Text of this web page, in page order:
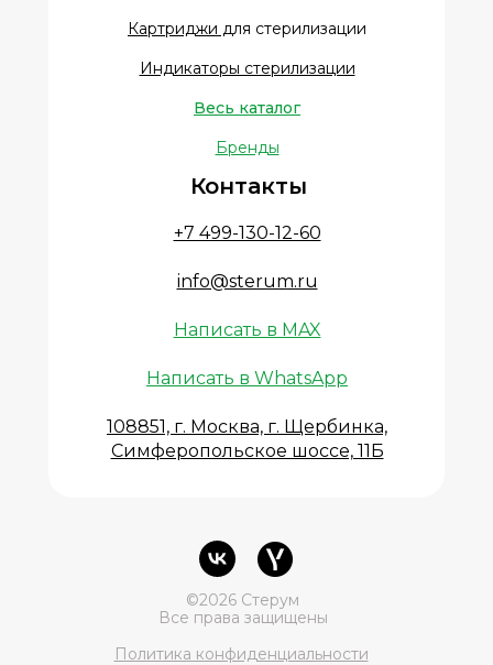
©2026 Стерум
Все права защищены
Политика конфиденциальности
+7 499-130-12-60
info@sterum.ru
Написать в MAX
Написать в WhatsApp
108851, г. Москва, г. Щербинка,
Симферопольское шоссе, 11Б
Контакты
Картриджи для стерилизации
Индикаторы стерилизации
Весь каталог
Бренды